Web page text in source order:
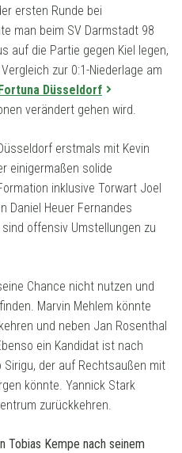
ersten Runde bei
man beim SV Darmstadt 98
auf die Partie gegen Kiel legen,
zur 0:1-Niederlage am
Fortuna Düsseldorf
verändert gehen wird.
erstmals mit Kevin
einigermaßen solide
inklusive Torwart Joel
Daniel Heuer Fernandes
offensiv Umstellungen zu
Chance nicht nutzen und
Marvin Mehlem könnte
und neben Jan Rosenthal
ein Kandidat ist nach
der auf Rechtsaußen mit
könnte. Yannick Stark
zurückkehren.
Tobias Kempe nach seinem